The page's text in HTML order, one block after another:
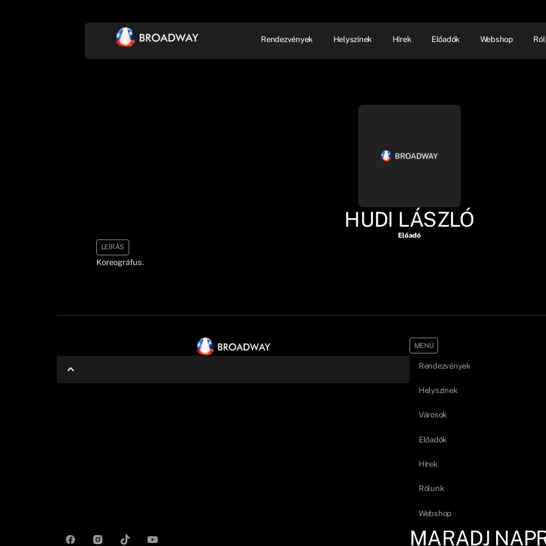
Rendezvények Helyszínek Hírek Előadók Webshop
HUDI LÁSZLÓ
Előadó
LEÍRÁS
Koreográfus.
MENÜ
Rendezvények
Helyszínek
Városok
Előadók
Hírek
Rólunk
Webshop
MARADJ